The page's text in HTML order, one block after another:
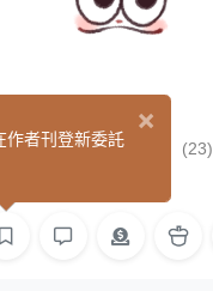
豬排蓋飯 (23)
×
作者刊登新委託